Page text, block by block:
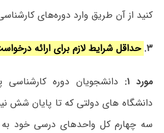
کنید از آن طریق وارد دوره‌های
۳. حداقل شرایط لازم برای ارائه
مورد ۱:
دانشگاه های دولتی که تا پایان شش
سه چهارم کل واحدهای درسی خود به